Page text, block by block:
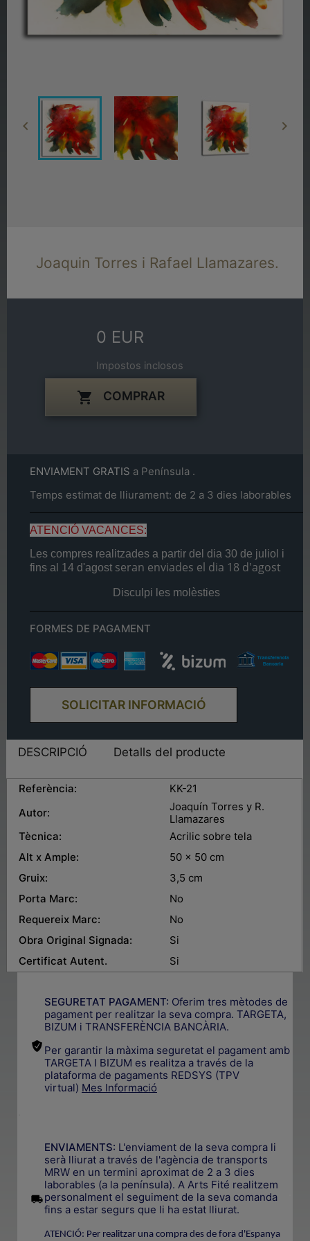
 
Joaquin Torres i Rafael Llamazares.
0 EUR
Impostos inclosos
 COMPRAR
ENVIAMENT GRATIS a Península .
Temps estimat de lliurament: de 2 a 3 dies laborables
ATENCIÓ VACANCES:
Les compres realitzades a partir del dia 30 de juliol i
fins al 14 d'agost seran enviades el dia 18 d'agost
Disculpi les molèsties
FORMES DE PAGAMENT
SOLICITAR INFORMACIÓ
DESCRIPCIÓ Detalls del producte
Referència:
KK-21
Autor:
Joaquín Torres y R.
Llamazares
Tècnica:
Acrilic sobre tela
Alt x Ample:
50 x 50 cm
Gruix:
3,5 cm
Porta Marc:
No
Requereix Marc:
No
Obra Original Signada:
Si
Certificat Autent.
Si
SEGURETAT PAGAMENT: Oferim tres mètodes de
pagament per realitzar la seva compra. TARGETA,
BIZUM i TRANSFERÈNCIA BANCÀRIA.
Per garantir la màxima seguretat el pagament amb
TARGETA I BIZUM es realitza a través de la
plataforma de pagaments REDSYS (TPV
virtual) Mes Informació
ENVIAMENTS: L'enviament de la seva compra li
serà lliurat a través de l'agència de transports
MRW en un termini aproximat de 2 a 3 dies
laborables (a la península). A Arts Fité realitzem
personalment el seguiment de la seva comanda
fins a estar segurs que li ha estat lliurat.
ATENCIÓ: Per realitzar una compra des de fora d'Espanya